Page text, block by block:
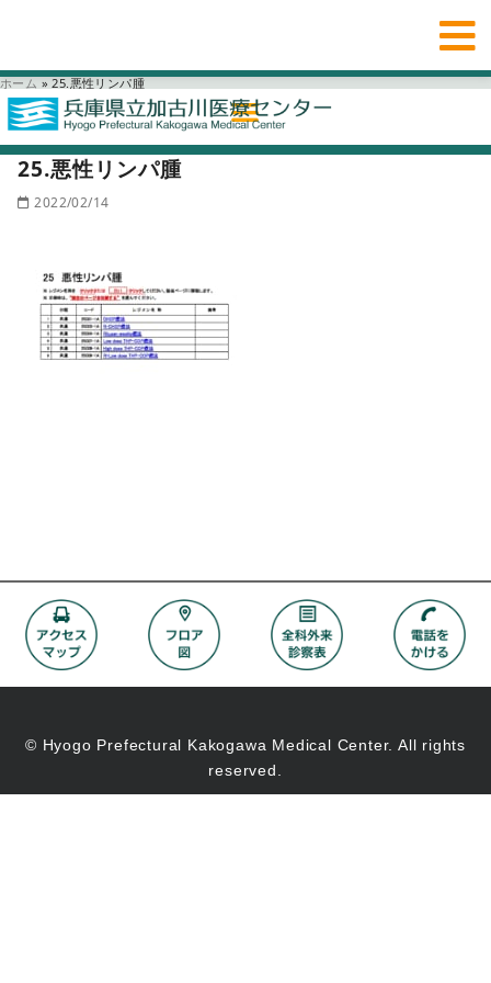
ホーム » 25.悪性リンパ腫
25.悪性リンパ腫
2022/02/14
© Hyogo Prefectural Kakogawa Medical Center. All rights
reserved.